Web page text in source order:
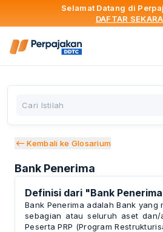
Selamat Datang di
DAFTAR
Kembali ke Glosarium
Bank Penerima
Definisi dari "Bank Penerima
Bank Penerima adalah Bank yang
sebagian atau seluruh aset dan/
Peserta PRP (Program